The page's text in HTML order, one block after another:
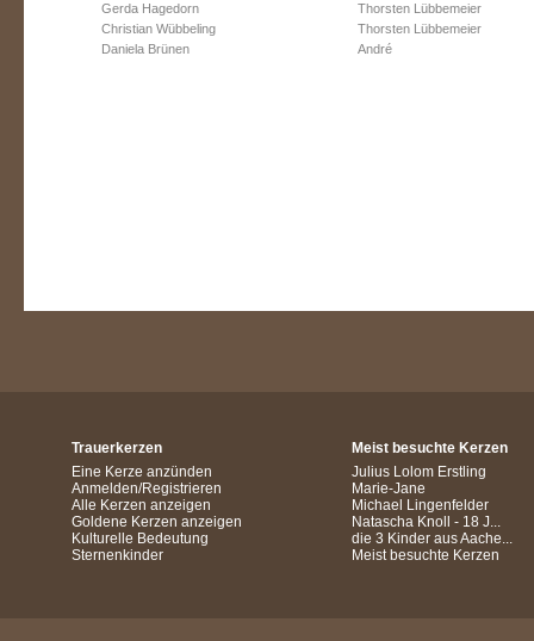
Gerda Hagedorn
Christian Wübbeling
Daniela Brünen
Thorsten Lübbemeier
Thorsten Lübbemeier
André
Trauerkerzen
Eine Kerze anzünden
Anmelden/Registrieren
Alle Kerzen anzeigen
Goldene Kerzen anzeigen
Kulturelle Bedeutung
Sternenkinder
Meist besuchte Kerzen
Julius Lolom Erstling
Marie-Jane
Michael Lingenfelder
Natascha Knoll - 18 J...
die 3 Kinder aus Aache...
Meist besuchte Kerzen